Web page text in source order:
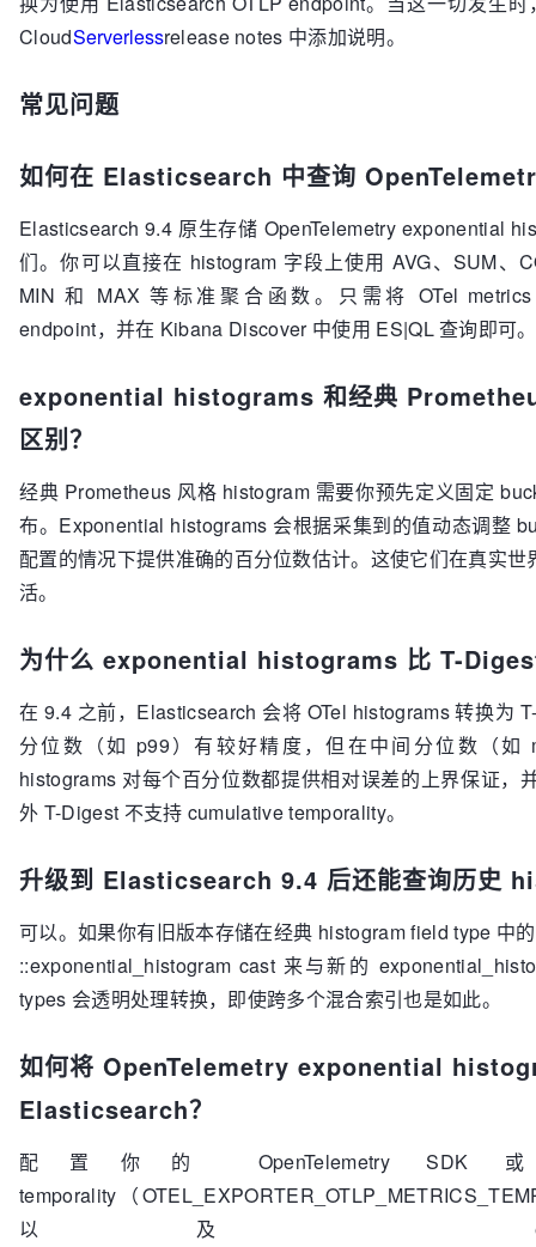
CloudServerlessrelease notes 中添加说明。
常见问题
如何在 Elasticsearch 中查询
Elasticsearch 9.4 原生存储 OpenTelemetry exponential
们。你可以直接在 histogram 字段上使用 AVG、SUM、
MIN 和 MAX 等标准聚合函数。只需将 OTel metrics
endpoint，并在 Kibana Discover 中使用 ES|QL 查询即可。
exponential histograms 和经典
区别？
经典 Prometheus 风格 histogram 需要你预先定义固定
布。Exponential histograms 会根据采集到的值动态调整
配置的情况下提供准确的百分位数估计。这使它们在真实
活。
为什么 exponential histograms 比 T-
在 9.4 之前，Elasticsearch 会将 OTel histograms 转换为
分位数（如 p99）有较好精度，但在中间分位数（如
histograms 对每个百分位数都提供相对误差的上界保证，
外 T-Digest 不支持 cumulative temporality。
升级到 Elasticsearch 9.4 后还能查询历史
可以。如果你有旧版本存储在经典 histogram field type 中
::exponential_histogram cast 来与新的
types 会透明处理转换，即使跨多个混合索引也是如此。
如何将 OpenTelemetry exponential
Elasticsearch？
配置你的 OpenTelemetry
temporality（
以及